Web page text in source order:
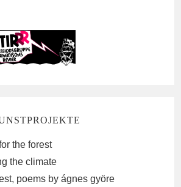
the forest
the climate
poems by ágnes györe